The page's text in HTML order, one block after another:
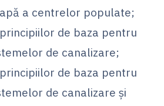
a centrelor populate;
de baza pentru
de canalizare;
de baza pentru
de canalizare și